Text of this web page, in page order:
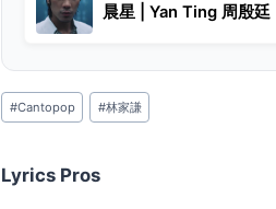
晨星 | Yan Ting 周殷廷
Post
Tags:
#Cantopop #林家謙
Lyrics Pros